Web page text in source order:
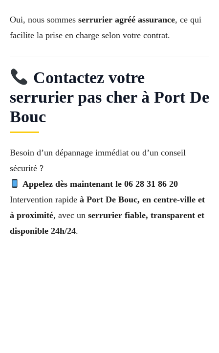
Oui, nous sommes serrurier agréé assurance, ce qui
facilite la prise en charge selon votre contrat.
Contactez votre
serrurier pas cher à Port De
Bouc
Besoin d’un dépannage immédiat ou d’un conseil
sécurité ?
Appelez dès maintenant le 06 28 31 86 20
Intervention rapide à Port De Bouc, en centre-ville et
à proximité, avec un serrurier fiable, transparent et
disponible 24h/24.